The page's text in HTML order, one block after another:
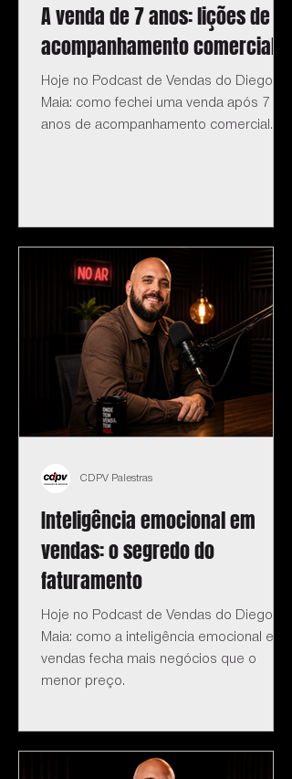
A venda de 7 anos: lições de
acompanhamento comercial
Hoje no Podcast de Vendas do Diego
Maia: como fechei uma venda após 7
anos de acompanhamento comercial.
Inteligência emocional em
vendas: o segredo do
faturamento
Hoje no Podcast de Vendas do Diego
Maia: como a inteligência emocional em
vendas fecha mais negócios que o
menor preço.
CDPV Palestras